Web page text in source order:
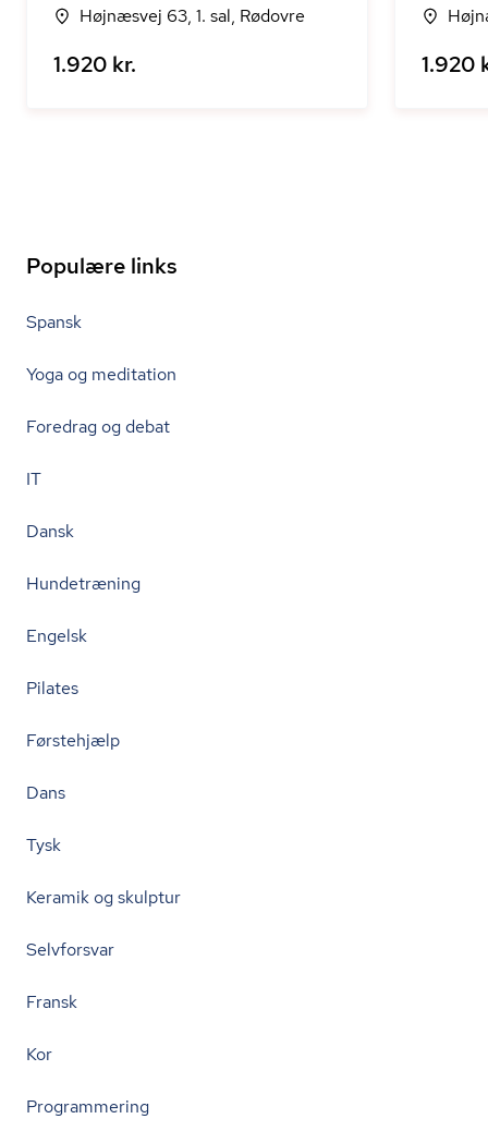
Højnæsvej 63, 1. sal, Rødovre
1.920 kr. 1.920
Populære links
Spansk
Yoga og meditation
Foredrag og debat
IT
Dansk
Hundetræning
Engelsk
Pilates
Førstehjælp
Dans
Tysk
Keramik og skulptur
Selvforsvar
Fransk
Kor
Programmering